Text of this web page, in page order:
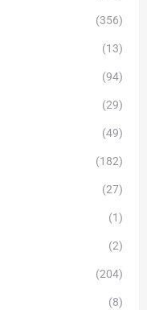
(356)
(13)
(94)
(29)
(49)
(182)
(27)
(1)
(2)
(204)
(8)